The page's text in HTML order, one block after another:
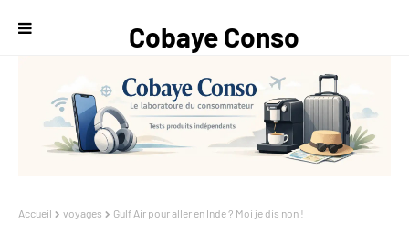
Cobaye Conso
— Le
laboratoire du
Accueil voyages Gulf Air pour aller en Inde ? Moi je dis non !